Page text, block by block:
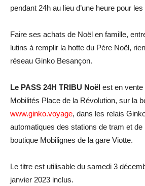
pendant 24h au lieu d’une heure pour
Faire ses achats de Noël en famille,
lutins à remplir la hotte du Père Noël,
réseau Ginko Besançon.
Le PASS 24H TRIBU Noël est en vente
Mobilités Place de la Révolution, sur la
www.ginko.voyage, dans les relais
automatiques des stations de tram et de
boutique Mobilignes de la gare Viotte.
Le titre est utilisable du samedi 3
janvier 2023 inclus.